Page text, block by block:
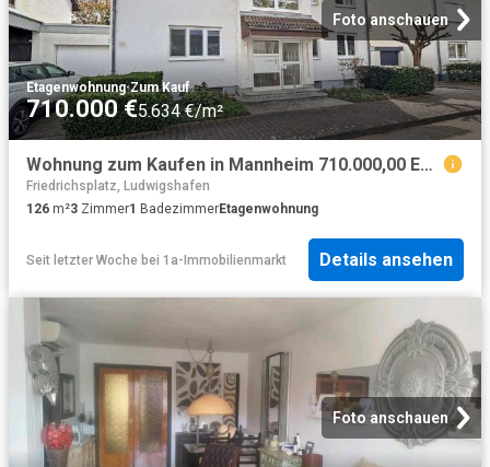
Foto anschauen
Etagenwohnung·Zum Kauf
710.000 €5.634 €/m²
Wohnung zum Kaufen in Mannheim 710.000,00 EUR 126.3 m²
Friedrichsplatz, Ludwigshafen
126 m²3 Zimmer1 BadezimmerEtagenwohnung
Seit letzter Woche bei 1a-Immobilienmarkt Details ansehen
Foto anschauen